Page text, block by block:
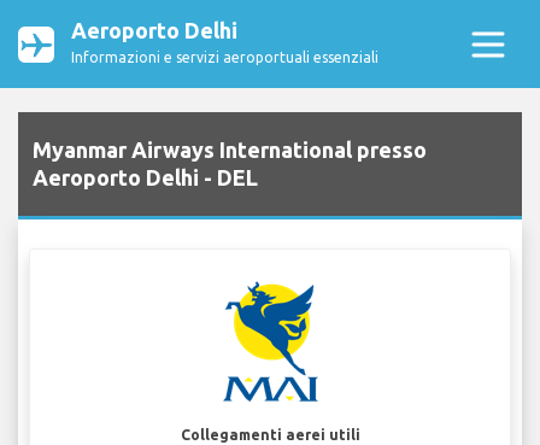
Aeroporto Delhi
Informazioni e servizi aeroportuali essenziali
Myanmar Airways International presso
Aeroporto Delhi - DEL
Collegamenti aerei utili